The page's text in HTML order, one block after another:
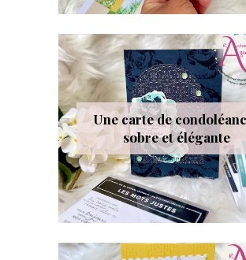
Une carte de
sobre et élégante